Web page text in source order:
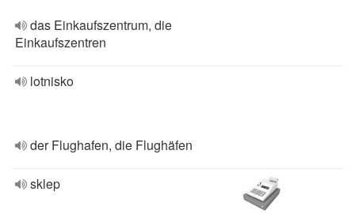
das Einkaufszentrum, die
Einkaufszentren
lotnisko
der Flughafen, die Flughäfen
sklep